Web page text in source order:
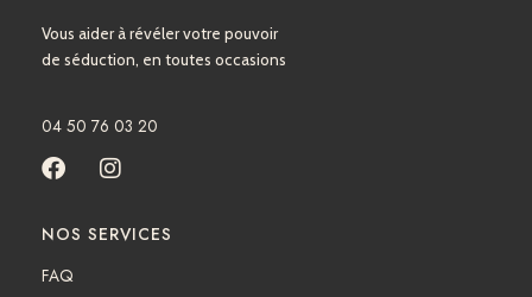
Vous aider à révéler votre pouvoir
de séduction, en toutes occasions
04 50 76 03 20
F
e
b
I
t
NOS SERVICES
FAQ